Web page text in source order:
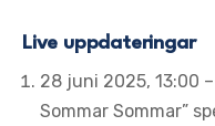
Live uppdateringar
28 juni 2025, 13:00
Sommar Sommar”